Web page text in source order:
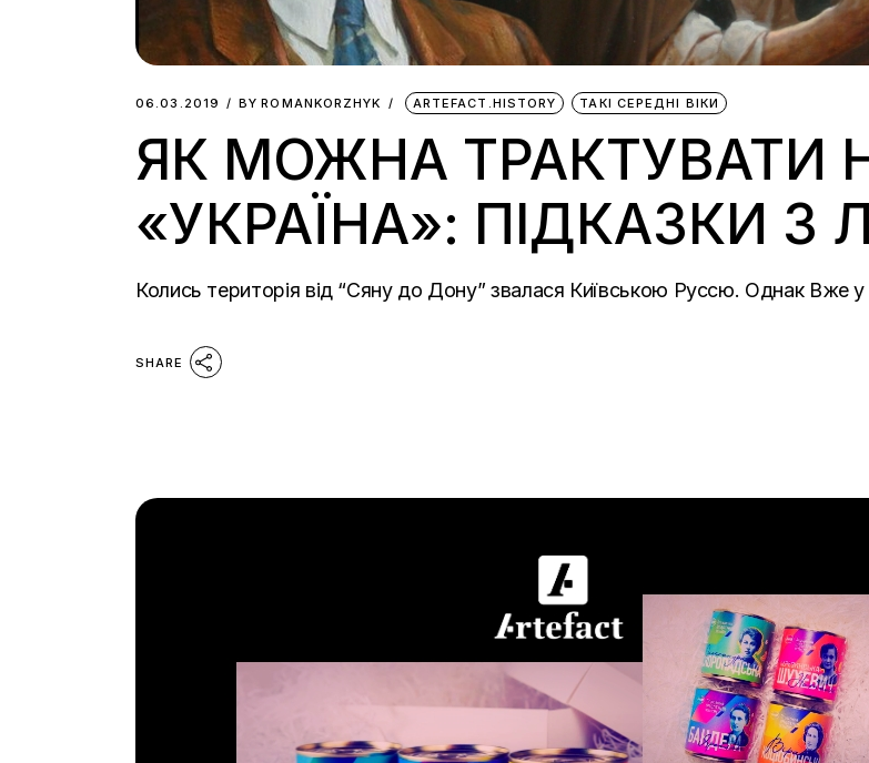
06.03.2019 BY ROMANKORZHYK ARTEFACT.HISTORY ТАКІ СЕРЕДНІ ВІКИ
ЯК МОЖНА ТРАКТУВАТИ
«УКРАЇНА»: ПІДКАЗКИ З
Колись територія від “Сяну до Дону” звалася Київською Руссю. Однак Вже у
SHARE